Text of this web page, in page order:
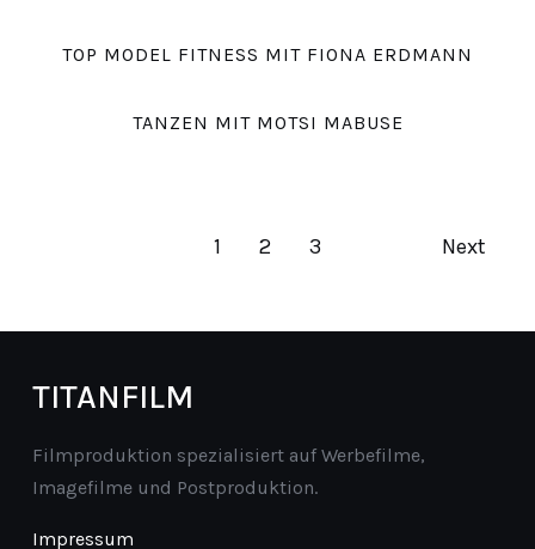
TOP MODEL FITNESS MIT FIONA ERDMANN
TANZEN MIT MOTSI MABUSE
1 2 3 Next
TITANFILM
Filmproduktion spezialisiert auf Werbefilme,
Imagefilme und Postproduktion.
Impressum